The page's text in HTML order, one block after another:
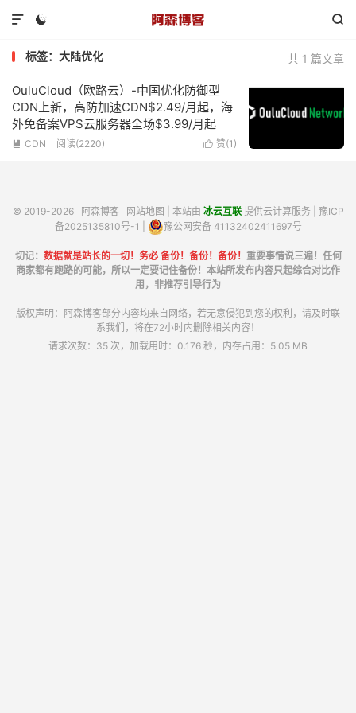
 

共 1 篇文章
标签：大陆优化
OuluCloud（欧路云）-中国优化防御型
CDN上新，高防加速CDN$2.49/月起，海
外免备案VPS云服务器全场$3.99/月起
 赞(1 )
 CDN 阅读(2220)
© 2019-2026 阿森博客 网站地图 | 本站由 冰云互联提供云计算服务 | 豫ICP
备2025135810号-1
豫公网安备 41132402411697号
切记： 数据就是站长的一切！务必 备份！备份！备份！ 重要事情说三遍！任何
商家都有跑路的可能，所以一定要记住备份！本站所发布内容只起综合对比作
用，非推荐引导行为
版权声明：阿森博客部分内容均来自网络，若无意侵犯到您的权利，请及时联
系我们，将在72小时内删除相关内容！
请求次数：35 次，加载用时：0.176 秒，内存占用：5.05 MB